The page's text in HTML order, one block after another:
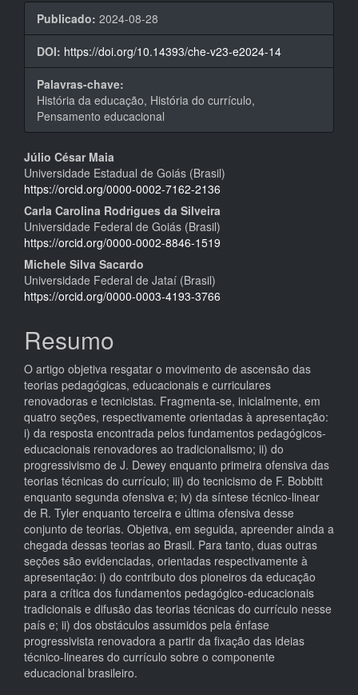
Publicado: 2024-08-28
DOI: https://doi.org/10.14393/che-v23-e2024-14
Palavras-chave:
História da educação, História do currículo,
Pensamento educacional
Conteúdo
do
artigo
principal
Júlio César Maia
Universidade Estadual de Goiás (Brasil)
https://orcid.org/0000-0002-7162-2136
Carla Carolina Rodrigues da Silveira
Universidade Federal de Goiás (Brasil)
https://orcid.org/0000-0002-8846-1519
Michele Silva Sacardo
Universidade Federal de Jataí (Brasil)
https://orcid.org/0000-0003-4193-3766
Resumo
O artigo objetiva resgatar o movimento de ascensão das
teorias pedagógicas, educacionais e curriculares
renovadoras e tecnicistas. Fragmenta-se, inicialmente, em
quatro seções, respectivamente orientadas à apresentação:
i) da resposta encontrada pelos fundamentos pedagógicos-
educacionais renovadores ao tradicionalismo; ii) do
progressivismo de J. Dewey enquanto primeira ofensiva das
teorias técnicas do currículo; iii) do tecnicismo de F. Bobbitt
enquanto segunda ofensiva e; iv) da síntese técnico-linear
de R. Tyler enquanto terceira e última ofensiva desse
conjunto de teorias. Objetiva, em seguida, apreender ainda a
chegada dessas teorias ao Brasil. Para tanto, duas outras
seções são evidenciadas, orientadas respectivamente à
apresentação: i) do contributo dos pioneiros da educação
para a crítica dos fundamentos pedagógico-educacionais
tradicionais e difusão das teorias técnicas do currículo nesse
país e; ii) dos obstáculos assumidos pela ênfase
progressivista renovadora a partir da fixação das ideias
técnico-lineares do currículo sobre o componente
educacional brasileiro.